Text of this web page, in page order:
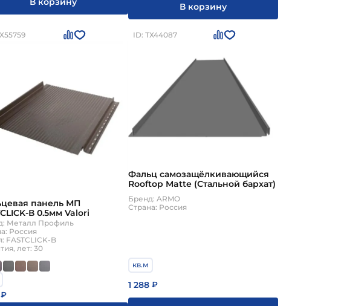
В корзину
панель МП
В 0.5мм Valori
Металл Профиль
Россия
FASTCLICK-B
лет: 30
₽
ID: ТХ44087
Фальц самозащёлкивающийся
Rooftop Matte (Стальной бархат)
Бренд: ARMO
Страна: Россия
кв.м
1 288 ₽